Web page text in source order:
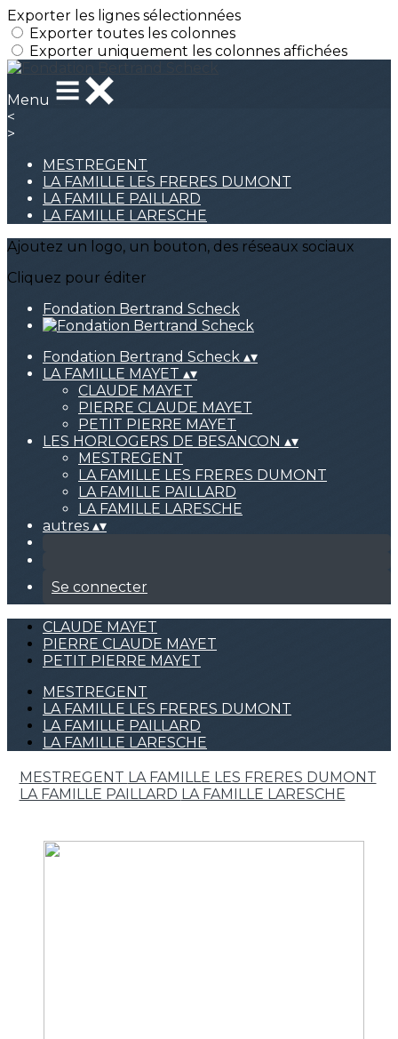
Exporter les lignes sélectionnées
Exporter toutes les colonnes
Exporter uniquement les colonnes affichées
Menu
<
>
MESTREGENT
LA FAMILLE LES FRERES DUMONT
LA FAMILLE PAILLARD
LA FAMILLE LARESCHE
Ajoutez un logo, un bouton, des réseaux sociaux
Cliquez pour éditer
Fondation Bertrand Scheck
Fondation Bertrand Scheck ▴▾
LA FAMILLE MAYET ▴▾
CLAUDE MAYET
PIERRE CLAUDE MAYET
PETIT PIERRE MAYET
LES HORLOGERS DE BESANCON ▴▾
MESTREGENT
LA FAMILLE LES FRERES DUMONT
LA FAMILLE PAILLARD
LA FAMILLE LARESCHE
autres ▴▾
Se connecter
CLAUDE MAYET
PIERRE CLAUDE MAYET
PETIT PIERRE MAYET
MESTREGENT
LA FAMILLE LES FRERES DUMONT
LA FAMILLE PAILLARD
LA FAMILLE LARESCHE
MESTREGENT LA FAMILLE LES FRERES DUMONT
LA FAMILLE PAILLARD LA FAMILLE LARESCHE